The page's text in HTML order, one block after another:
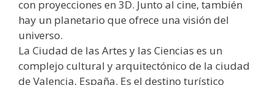
con proyecciones en 3D. Junto al cine, también
hay un planetario que ofrece una visión del
universo.
La Ciudad de las Artes y las Ciencias es un
complejo cultural y arquitectónico de la ciudad
de Valencia, España. Es el destino turístico